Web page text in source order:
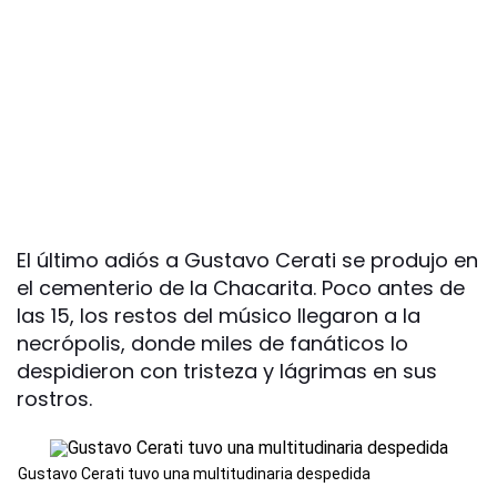
El último adiós a Gustavo Cerati se produjo en
el cementerio de la Chacarita. Poco antes de
las 15, los restos del músico llegaron a la
necrópolis, donde miles de fanáticos lo
despidieron con tristeza y lágrimas en sus
rostros.
Gustavo Cerati tuvo una multitudinaria despedida